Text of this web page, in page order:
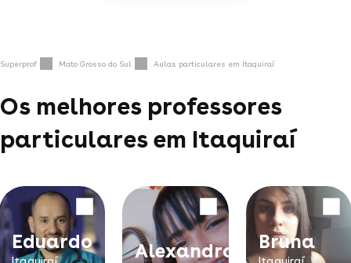
Superprof Mato Grosso do Sul Aulas particulares em Itaquiraí
Os melhores professores
particulares em Itaquiraí
Eduardo Alexandro Bruna